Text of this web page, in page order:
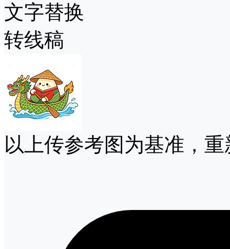
文字替换
转线稿
以上传参考图为基准，